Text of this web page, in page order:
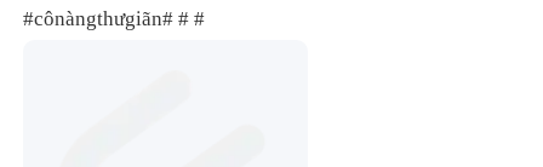
#cônàngthưgiãn# # #